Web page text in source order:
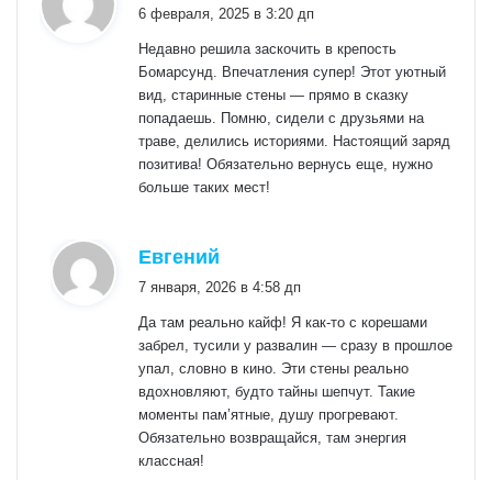
6 февраля, 2025 в 3:20 дп
Недавно решила заскочить в крепость
Бомарсунд. Впечатления супер! Этот уютный
вид, старинные стены — прямо в сказку
попадаешь. Помню, сидели с друзьями на
траве, делились историями. Настоящий заряд
позитива! Обязательно вернусь еще, нужно
больше таких мест!
Евгений
7 января, 2026 в 4:58 дп
Да там реально кайф! Я как-то с корешами
забрел, тусили у развалин — сразу в прошлое
упал, словно в кино. Эти стены реально
вдохновляют, будто тайны шепчут. Такие
моменты пам’ятные, душу прогревают.
Обязательно возвращайся, там энергия
классная!